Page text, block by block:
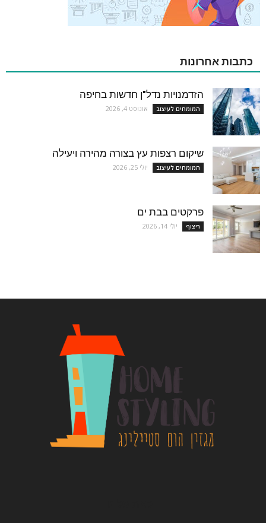
כתבות אחרונות
הזדמנויות נדל"ן חדשות בחיפה
המומחים לעיצוב אוגוסט 4, 2026
שיקום רצפות עץ בצורה מהירה ויעילה
המומחים לעיצוב יולי 25, 2026
פרקטים בבת ים
ריצוף יולי 14, 2026